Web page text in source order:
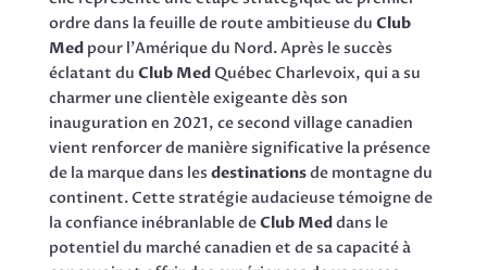
ordre dans la feuille de route ambitieuse du Club
Medpour l’Amérique du Nord. Après le succès
éclatant du Club MedQuébec Charlevoix, qui a su
charmer une clientèle exigeante dès son
inauguration en 2021, ce second village canadien
vient renforcer de manière significative la présence
de la marque dans les destinationsde montagne du
continent. Cette stratégie audacieuse témoigne de
la confiance inébranlable deClub Meddans le
potentiel du marché canadien et de sa capacité à